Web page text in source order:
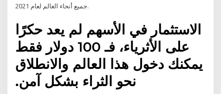
جميع أنحاء العالم لعام 2021.
الاستثمار في الأسهم لم يعد حكرًا
على الأثرياء، فـ 100 دولار فقط
يمكنك دخول هذا العالم والانطلاق
نحو الثراء بشكل آمن.